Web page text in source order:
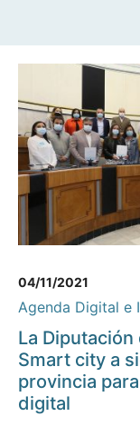
04/11/2021
Agenda Digital e
La
Smart city a
provincia
digital